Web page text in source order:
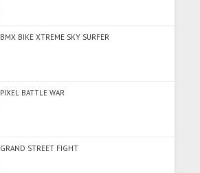
BMX BIKE XTREME SKY SURFER
PIXEL BATTLE WAR
GRAND STREET FIGHT